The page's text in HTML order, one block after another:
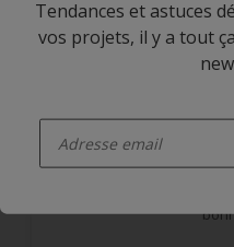
Non
Tendances et astuces
vos projets, il y a tout